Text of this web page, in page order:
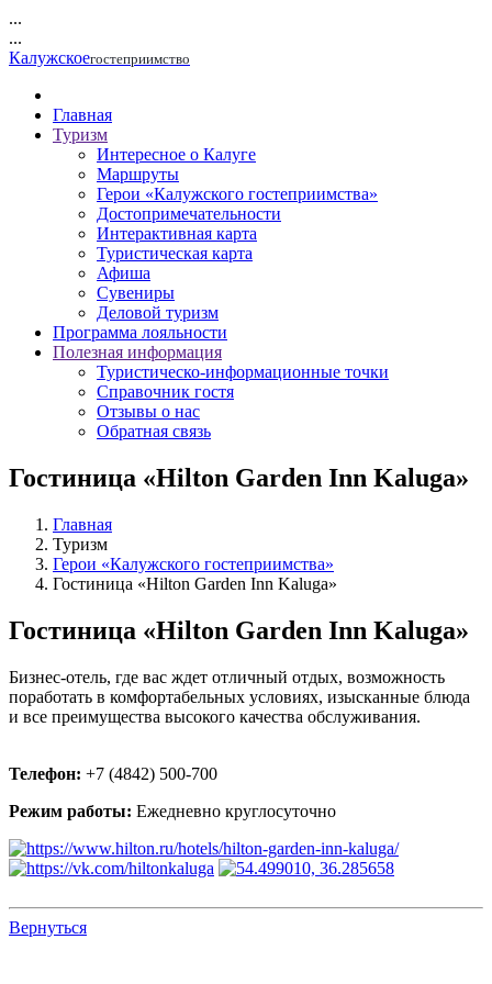
...
...
Калужскоегостеприимство
Главная
Туризм
Интересное о Калуге
Маршруты
Герои «Калужского гостеприимства»
Достопримечательности
Интерактивная карта
Туристическая карта
Афиша
Сувениры
Деловой туризм
Программа лояльности
Полезная информация
Туристическо-информационные точки
Справочник гостя
Отзывы о нас
Обратная связь
Гостиница «Hilton Garden Inn Kaluga»
Главная
Туризм
Герои «Калужского гостеприимства»
Гостиница «Hilton Garden Inn Kaluga»
Гостиница «Hilton Garden Inn Kaluga»
Бизнес-отель, где вас ждет отличный отдых, возможность
поработать в комфортабельных условиях, изысканные блюда
и все преимущества высокого качества обслуживания.
Телефон: +7 (4842) 500-700
Режим работы: Ежедневно круглосуточно
Вернуться